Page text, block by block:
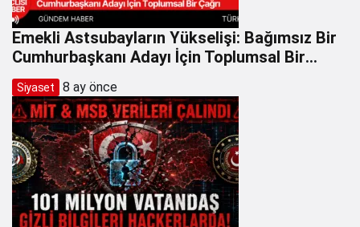
Emekli Astsubayların Yükselişi: Bağımsız Bir
Cumhurbaşkanı Adayı İçin Toplumsal Bir
Çağrı
Siyaset 8 ay önce